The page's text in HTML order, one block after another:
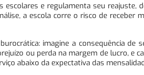
e regulamenta seu reajuste,
a escola corre o risco de receber
imagine a consequência de
ou perda na margem de lucro, e
abaixo da expectativa das